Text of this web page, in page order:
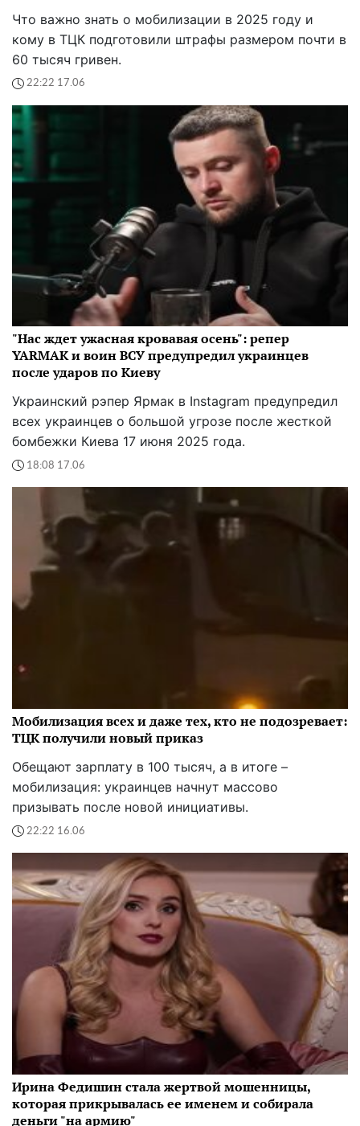
Что важно знать о мобилизации в 2025 году и
кому в ТЦК подготовили штрафы размером почти в
60 тысяч гривен.
22:22 17.06
"Нас ждет ужасная кровавая осень": репер
YARMAK и воин ВСУ предупредил украинцев
после ударов по Киеву
Украинский рэпер Ярмак в Instagram предупредил
всех украинцев о большой угрозе после жесткой
бомбежки Киева 17 июня 2025 года.
18:08 17.06
Мобилизация всех и даже тех, кто не подозревает:
ТЦК получили новый приказ
Обещают зарплату в 100 тысяч, а в итоге –
мобилизация: украинцев начнут массово
призывать после новой инициативы.
22:22 16.06
Ирина Федишин стала жертвой мошенницы,
которая прикрывалась ее именем и собирала
деньги "на армию"